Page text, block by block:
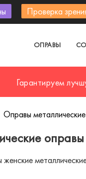
Проверка
ОПРАВЫ
Гарантируем
Оправы